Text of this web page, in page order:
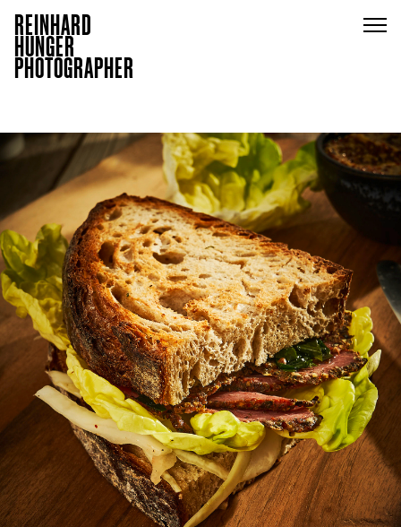
REINHARD
HUNGER
PHOTOGRAPHER